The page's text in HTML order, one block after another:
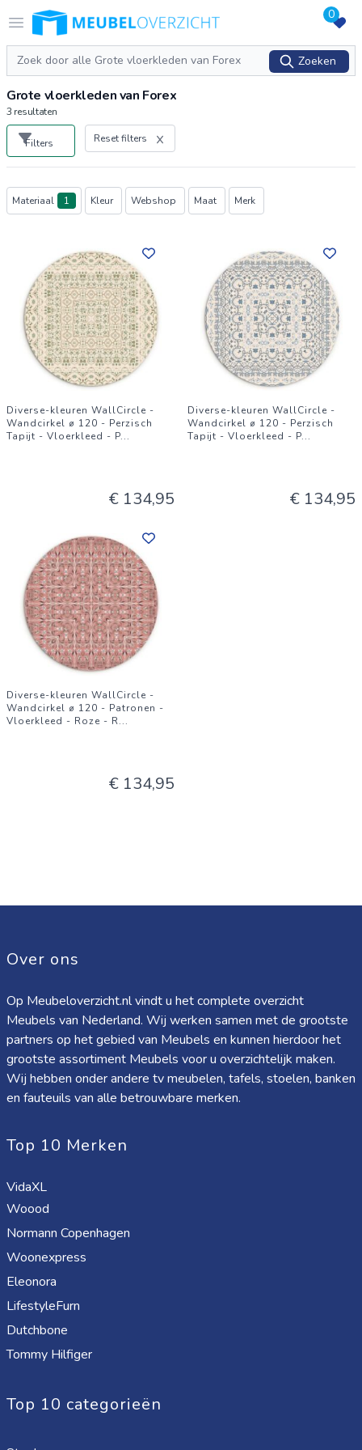
Open menu
Logo Meubeloverzicht.nl 0
Zoeken
Zoeken
Grote vloerkleden van Forex
3 resultaten
Filters Reset filters
Producten
Materiaal 1 Kleur Webshop Maat Merk
Diverse-kleuren WallCircle -
Wandcirkel ⌀ 120 - Perzisch
Tapijt - Vloerkleed - P...
€ 134,95
Diverse-kleuren WallCircle -
Wandcirkel ⌀ 120 - Perzisch
Tapijt - Vloerkleed - P...
€ 134,95
Diverse-kleuren WallCircle -
Wandcirkel ⌀ 120 - Patronen -
Vloerkleed - Roze - R...
€ 134,95
Over ons
Op Meubeloverzicht.nl vindt u het complete overzicht
Meubels van Nederland. Wij werken samen met de grootste
partners op het gebied van Meubels en kunnen hierdoor het
grootste assortiment Meubels voor u overzichtelijk maken.
Wij hebben onder andere tv meubelen, tafels, stoelen, banken
en fauteuils van alle betrouwbare merken.
Top 10 Merken
VidaXL
Woood
Normann Copenhagen
Woonexpress
Eleonora
LifestyleFurn
Dutchbone
Tommy Hilfiger
Top 10 categorieën